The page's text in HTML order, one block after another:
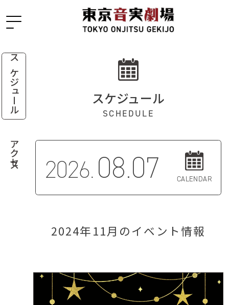
スケジュール
アクセス
スケジュール
SCHEDULE
2026.08.07 CALENDAR
2024年11月のイベント情報